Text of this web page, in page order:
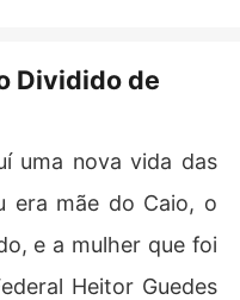
momento em que o pr
depois usou nosso f
ao seu mundo, am
Dividido de
uma nova vida das
era mãe do Caio, o
e a mulher que foi
Heitor Guedes